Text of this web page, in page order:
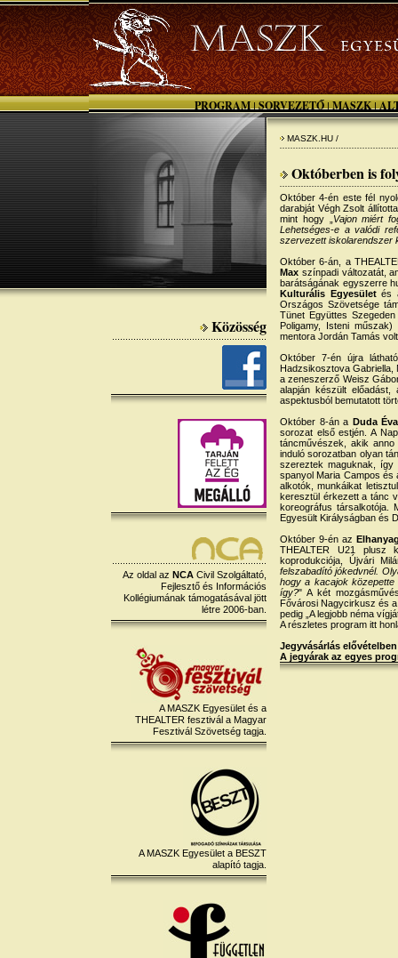
PROGRAM | SORVEZETŐ | MASZK |
Közösség
Az oldal az NCA Civil Szolgáltató,
Fejlesztő és Információs
Kollégiumának támogatásával jött
létre 2006-ban.
A MASZK Egyesület és a
THEALTER fesztivál a Magyar
Fesztivál Szövetség tagja.
A MASZK Egyesület a BESZT
alapító tagja.
MASZK.HU /
Októberben is
Október 4-én este fél
darabját Végh Zsolt
mint hogy „
Vajon miért
Lehetséges-e a valódi
szervezett iskolarendszer
Október 6-án, a
Max színpadi változatát,
barátságának egyszerre
Kulturális Egyesületés
Országos Szövetsége
Tünet Együttes
Poligamy, Isteni
mentora Jordán Tamás
Október 7-én újra
Hadzsikosztova
a zeneszerző Weisz
alapján készült
aspektusból bemutatott
Október 8-án a Duda
sorozat első estjén. A
táncművészek, akik
induló sorozatban olyan
szereztek maguknak,
spanyol Maria Campos és
alkotók, munkáikat
keresztül érkezett a tánc
koreográfus társalkotója.
Egyesült Királyságban és
Október 9-én az
THEALTER U21 plusz
koprodukciója, Újvári
felszabadító jókedvnél.
hogy a kacajok
így?" A két
Fővárosi Nagycirkusz és
pedig „A legjobb néma
A részletes program itt
Jegyvásárlás
A jegyárak az egyes